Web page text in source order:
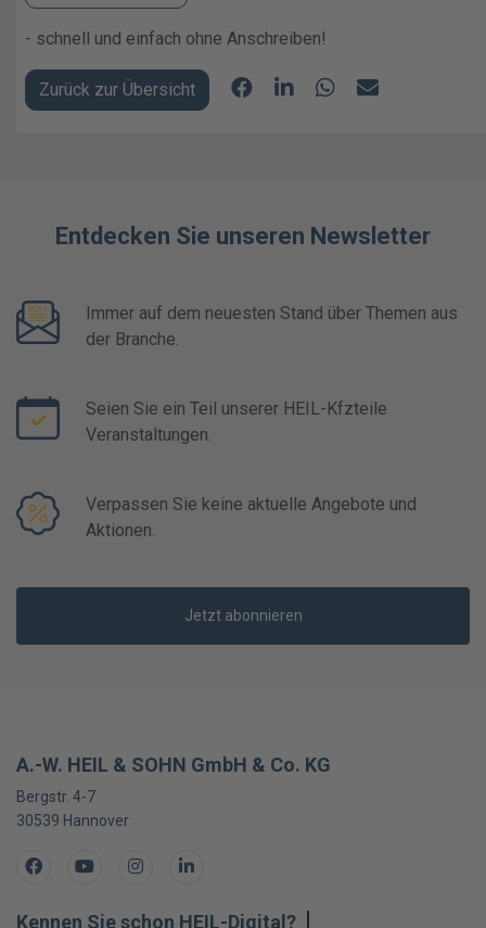
- schnell und einfach ohne Anschreiben!
Zurück zur Übersicht
Entdecken Sie unseren Newsletter
Immer auf dem neuesten Stand über Themen aus
der Branche.
Seien Sie ein Teil unserer HEIL-Kfzteile
Veranstaltungen.
Verpassen Sie keine aktuelle Angebote und
Aktionen.
Jetzt abonnieren
A.-W. HEIL & SOHN GmbH & Co. KG
Bergstr. 4-7
30539 Hannover
FacebookYoutubeInstagramLinkedIn
Kennen Sie schon HEIL-Digital?